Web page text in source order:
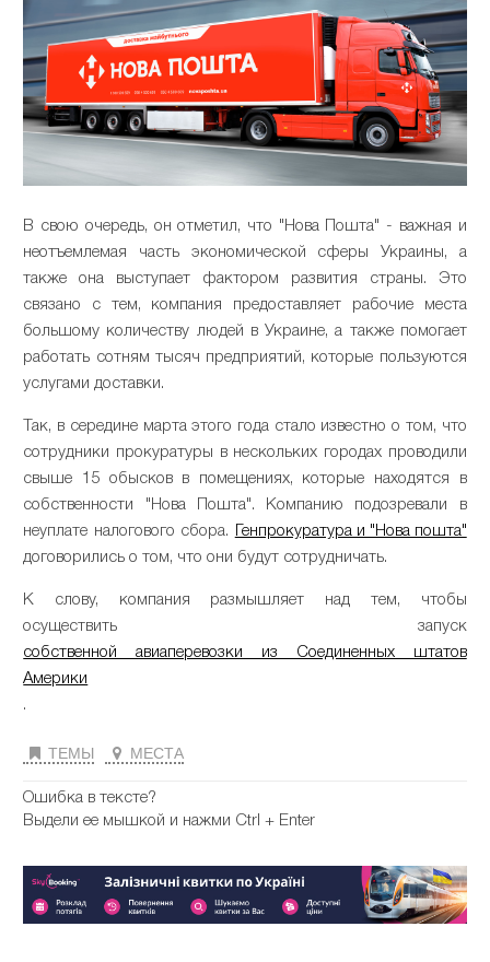
В свою очередь, он отметил, что "Нова Пошта" - важная и
неотъемлемая часть экономической сферы Украины, а
также она выступает фактором развития страны. Это
связано с тем, компания предоставляет рабочие места
большому количеству людей в Украине, а также помогает
работать сотням тысяч предприятий, которые пользуются
услугами доставки.
Так, в середине марта этого года стало известно о том, что
сотрудники прокуратуры в нескольких городах проводили
свыше 15 обысков в помещениях, которые находятся в
собственности "Нова Пошта". Компанию подозревали в
неуплате налогового сбора.
Генпрокуратура и "Нова пошта"
договорились о том, что они будут сотрудничать.
К слову, компания размышляет над тем, чтобы
осуществить запуск
собственной авиаперевозки из Соединенных штатов
Америки
.
ТЕМЫ МЕСТА
Ошибка в тексте?
Выдели ее мышкой и нажми Ctrl + Enter